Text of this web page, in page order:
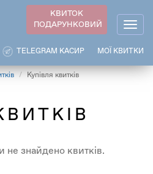
КВИТОК
ПОДАРУНКОВИЙ
МОЇ КВИТКИ
TELEGRAM КАСИР
Купівля квитків
не знайдено квитків.